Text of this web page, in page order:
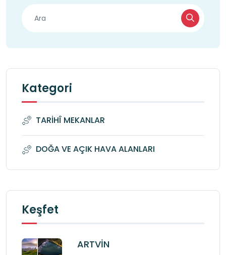
Kategori
TARİHÎ MEKANLAR
DOĞA VE AÇIK HAVA ALANLARI
Keşfet
ARTVİN